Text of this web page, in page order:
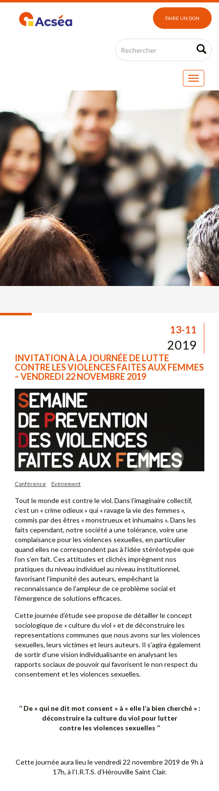
FAIRE UN DON
13-11
2019
INVITATION À LA JOURNÉE DE LUTTE
CONTRE LES VIOLENCES FAITES AUX FEMMES
– VENDREDI 22 NOVEMBRE 2019
Conférence Evénement
Tout le monde est contre le viol. Dans l’imaginaire collectif,
c’est un « crime odieux » qui « ravage la vie des femmes »,
commis par des êtres « monstrueux et inhumains ». Dans les
faits cependant, notre société a une tolérance, voire une
complaisance pour les violences sexuelles, en particulier
quand elles ne correspondent pas à l’idée stéréotypée que
l’on s’en fait. Ces attitudes et clichés imprègnent nos
pratiques du niveau individuel au niveau institutionnel,
favorisant l’impunité des auteurs, empêchant la
reconnaissance de l’ampleur de ce problème social et
l’émergence de solutions efficaces.
Cette journée d’étude see propose de détailler le concept
sociologique de « culture du viol » et de déconstruire les
representations communes que nous avons sur les violences
sexuelles, leurs victimes et leurs auteurs. Il s’agira également
de sortir d’une vision individualisante en analysant les
rapports sociaux de pouvoir qui favorisent le non respect du
consentement et les violences sexuelles.
‘’ De « qui ne dit mot consent » à « elle l’a bien cherché » :
déconstruire la culture du viol pour lutter
contre les violences sexuelles ‘’
Cette journée aura lieu le vendredi 22 novembre 2019 de 9h à
17h, à l’I.R.T.S. d’Hérouville Saint Clair.